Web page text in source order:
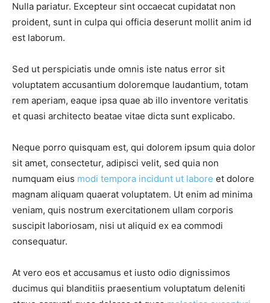
Nulla pariatur. Excepteur sint occaecat cupidatat non
proident, sunt in culpa qui officia deserunt mollit anim id
est laborum.
Sed ut perspiciatis unde omnis iste natus error sit
voluptatem accusantium doloremque laudantium, totam
rem aperiam, eaque ipsa quae ab illo inventore veritatis
et quasi architecto beatae vitae dicta sunt explicabo.
Neque porro quisquam est, qui dolorem ipsum quia dolor
sit amet, consectetur, adipisci velit, sed quia non
numquam eius modi tempora incidunt ut labore et dolore
magnam aliquam quaerat voluptatem. Ut enim ad minima
veniam, quis nostrum exercitationem ullam corporis
suscipit laboriosam, nisi ut aliquid ex ea commodi
consequatur.
At vero eos et accusamus et iusto odio dignissimos
ducimus qui blanditiis praesentium voluptatum deleniti